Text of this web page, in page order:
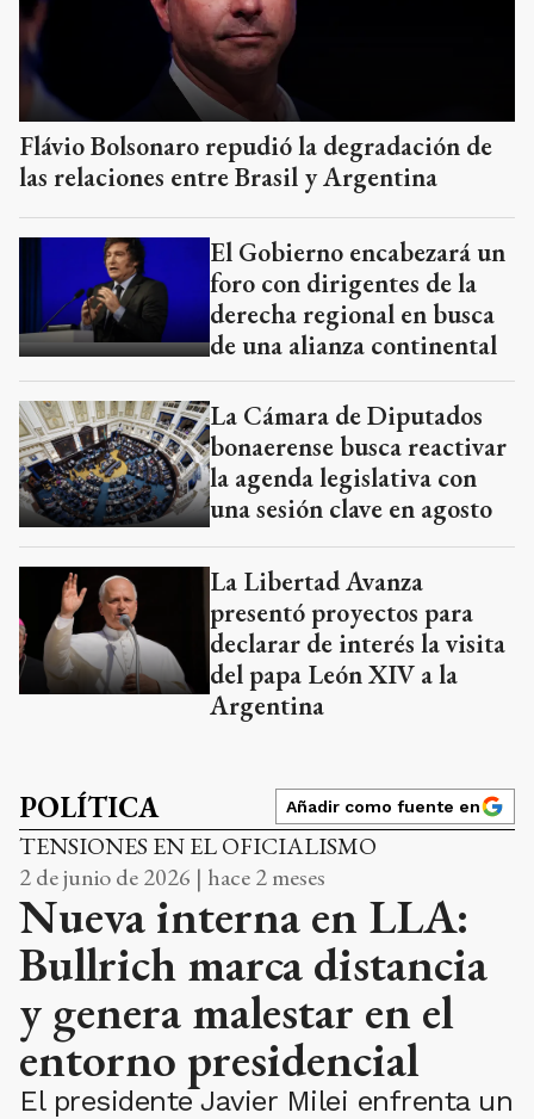
Flávio Bolsonaro repudió la degradación de
las relaciones entre Brasil y Argentina
El Gobierno encabezará un
foro con dirigentes de la
derecha regional en busca
de una alianza continental
La Cámara de Diputados
bonaerense busca reactivar
la agenda legislativa con
una sesión clave en agosto
La Libertad Avanza
presentó proyectos para
declarar de interés la visita
del papa León XIV a la
Argentina
POLÍTICA Añadir como fuente en
TENSIONES EN EL OFICIALISMO
2 de junio de 2026 | hace 2 meses
Nueva interna en LLA:
Bullrich marca distancia
y genera malestar en el
entorno presidencial
El presidente Javier Milei enfrenta un